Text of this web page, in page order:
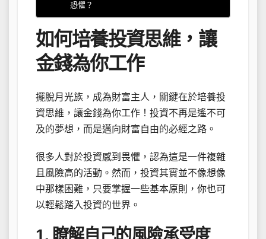
恐懼？
如何培養投資思維，讓
金錢為你工作
擺脫月光族，成為財富主人，關鍵在於培養投
資思維，讓金錢為你工作！投資不再是遙不可
及的夢想，而是邁向財富自由的必經之路。
很多人對於投資感到畏懼，認為這是一件複雜
且風險高的活動。然而，投資其實並不像想像
中那樣困難，只要掌握一些基本原則，你也可
以輕鬆踏入投資的世界。